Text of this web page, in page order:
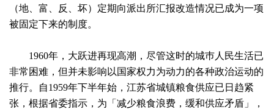
（地、富、反、坏）定期向派出所汇报改造情况已成为一项
被固定下来的制度。
1960年，大跃进再现高潮，尽管这时的城巿人民生活已
非常困难，但并未影响以国家权力为动力的各种政治运动的
推行。自1959年下半年始，江苏省城镇粮食供应已日趋紧
张，根据省委指示，为「减少粮食浪费，缓和供应矛盾」，